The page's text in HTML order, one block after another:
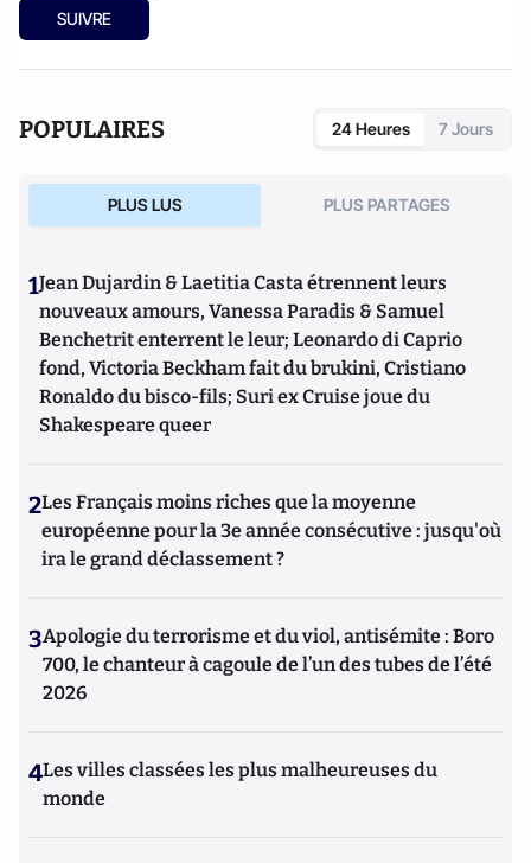
SUIVRE
POPULAIRES 24 Heures 7 Jours
PLUS LUS PLUS PARTAGES
1Jean Dujardin & Laetitia Casta étrennent leurs
nouveaux amours, Vanessa Paradis & Samuel
Benchetrit enterrent le leur; Leonardo di Caprio
fond, Victoria Beckham fait du brukini, Cristiano
Ronaldo du bisco-fils; Suri ex Cruise joue du
Shakespeare queer
2Les Français moins riches que la moyenne
européenne pour la 3e année consécutive : jusqu'où
ira le grand déclassement ?
3Apologie du terrorisme et du viol, antisémite : Boro
700, le chanteur à cagoule de l’un des tubes de l’été
2026
4Les villes classées les plus malheureuses du
monde